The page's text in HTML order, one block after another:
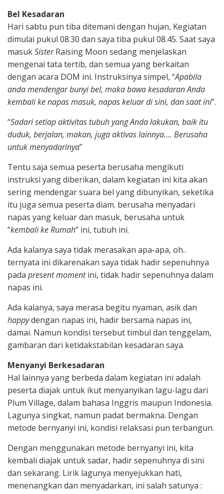
Bel Kesadaran
Hari sabtu pun tiba ditemani dengan hujan, Kegiatan
dimulai pukul 08.30 dan saya tiba pukul 08.45. Saat saya
masukSisterRaising Moon sedang menjelaskan
mengenai tata tertib, dan semua yang berkaitan
dengan acara DOM ini. Instruksinya simpel, “Apabila
anda mendengar bunyi bel, maka bawa kesadaran Anda
kembali ke napas masuk, napas keluar di sini, dan saat ini”.
“Sadari setiap aktivitas tubuh yang Anda lakukan, baik itu
duduk, berjalan, makan, juga aktivas lainnya…. Berusaha
untuk menyadarinya”
Tentu saja semua peserta berusaha mengikuti
instruksi yang diberikan, dalam kegiatan ini kita akan
sering mendengar suara bel yang dibunyikan, seketika
itu juga semua peserta diam. berusaha menyadari
napas yang keluar dan masuk, berusaha untuk
“kembali ke Rumah” ini, tubuh ini.
Ada kalanya saya tidak merasakan apa-apa, oh..
ternyata ini dikarenakan saya tidak hadir sepenuhnya
pada present momentini, tidak hadir sepenuhnya dalam
napas ini.
Ada kalanya, saya merasa begitu nyaman, asik dan
happydengan napas ini, hadir bersama napas ini,
damai. Namun kondisi tersebut timbul dan tenggelam,
gambaran dari ketidakstabilan kesadaran saya.
Menyanyi Berkesadaran
Hal lainnya yang berbeda dalam kegiatan ini adalah
peserta diajak untuk ikut menyanyikan lagu-lagu dari
Plum Village, dalam bahasa Inggris maupun Indonesia.
Lagunya singkat, namun padat bermakna. Dengan
metode bernyanyi ini, kondisi relaksasi pun terbangun.
Dengan menggunakan metode bernyanyi ini, kita
kembali diajak untuk sadar, hadir sepenuhnya di sini
dan sekarang. Lirik lagunya menyejukkan hati,
menenangkan dan menyadarkan, ini salah satunya :